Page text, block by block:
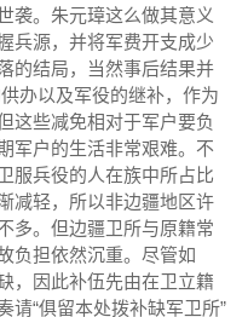
袭。朱元璋这么做其意义
兵源，并将军费开支成少
的结局，当然事后结果并
办以及军役的继补，作为
这些减免相对于军户要负
军户的生活非常艰难。不
服兵役的人在族中所占比
减轻，所以非边疆地区许
多。但边疆卫所与原籍常
负担依然沉重。尽管如
，因此补伍先由在卫立籍
请“俱留本处拨补缺军卫所”